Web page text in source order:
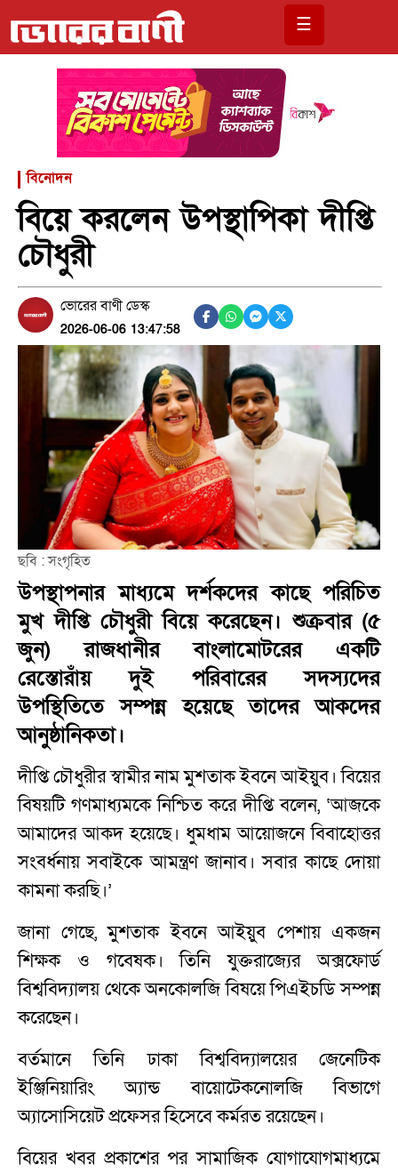
☰
বিনোদন
বিয়ে করলেন উপস্থাপিকা দীপ্তি
চৌধুরী
ভোরের বাণী ডেস্ক
2026-06-06 13:47:58
ছবি : সংগৃহিত
উপস্থাপনার মাধ্যমে দর্শকদের কাছে পরিচিত
মুখ দীপ্তি চৌধুরী বিয়ে করেছেন। শুক্রবার (৫
জুন) রাজধানীর বাংলামোটরের একটি
রেস্তোরাঁয় দুই পরিবারের সদস্যদের
উপস্থিতিতে সম্পন্ন হয়েছে তাদের আকদের
আনুষ্ঠানিকতা।
দীপ্তি চৌধুরীর স্বামীর নাম মুশতাক ইবনে আইয়ুব। বিয়ের
বিষয়টি গণমাধ্যমকে নিশ্চিত করে দীপ্তি বলেন, ‘আজকে
আমাদের আকদ হয়েছে। ধুমধাম আয়োজনে বিবাহোত্তর
সংবর্ধনায় সবাইকে আমন্ত্রণ জানাব। সবার কাছে দোয়া
কামনা করছি।’
জানা গেছে, মুশতাক ইবনে আইয়ুব পেশায় একজন
শিক্ষক ও গবেষক। তিনি যুক্তরাজ্যের অক্সফোর্ড
বিশ্ববিদ্যালয় থেকে অনকোলজি বিষয়ে পিএইচডি সম্পন্ন
করেছেন।
বর্তমানে তিনি ঢাকা বিশ্ববিদ্যালয়ের জেনেটিক
ইঞ্জিনিয়ারিং অ্যান্ড বায়োটেকনোলজি বিভাগে
অ্যাসোসিয়েট প্রফেসর হিসেবে কর্মরত রয়েছেন।
বিয়ের খবর প্রকাশের পর সামাজিক যোগাযোগমাধ্যমে